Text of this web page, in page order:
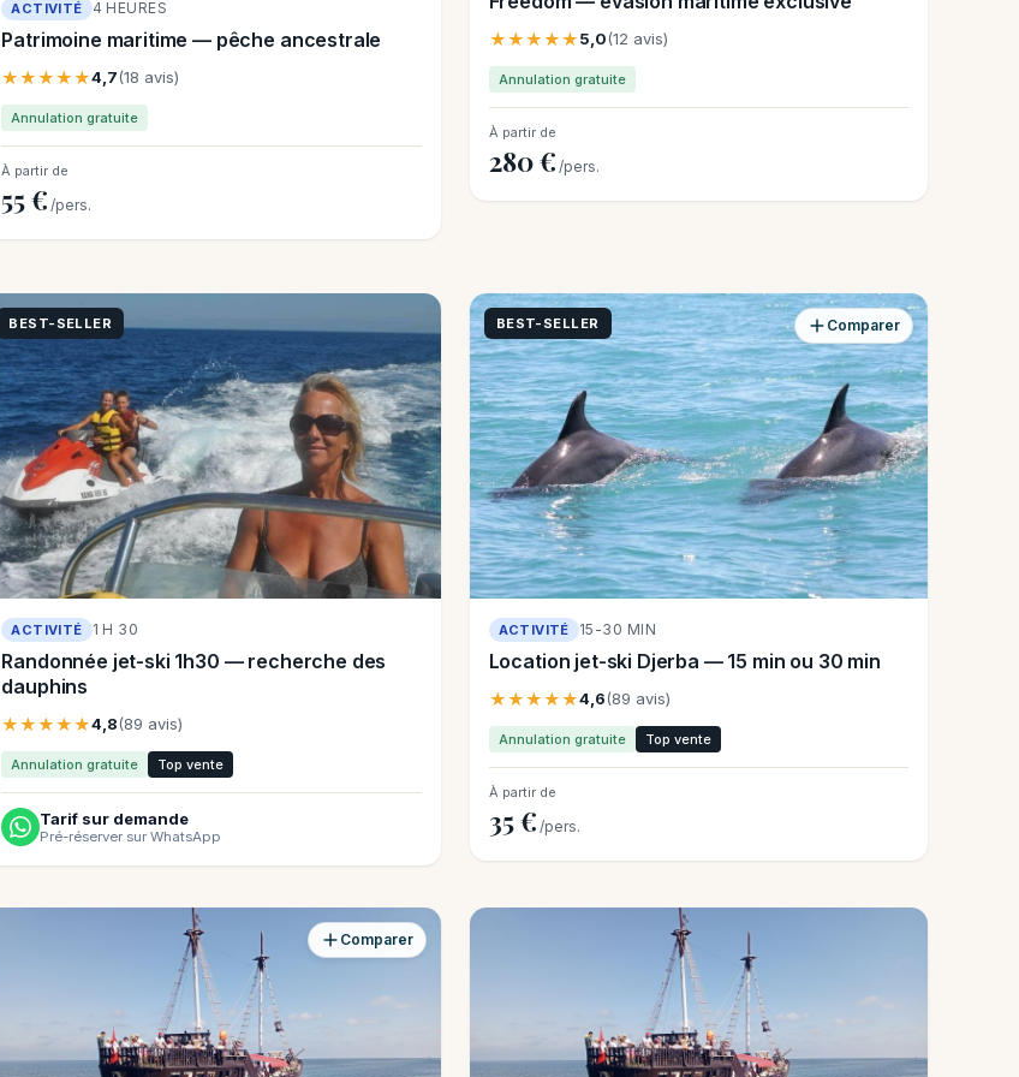
ACTIVITÉ 4 HEURES
Patrimoine maritime — pêche ancestrale
★★★★★4,7(18 avis)
Annulation gratuite
À partir de
55 € /pers.
★★★★★5,0(12 avis)
Annulation gratuite
À partir de
280 € /pers.
BEST-SELLER
ACTIVITÉ 1 H 30
Randonnée jet-ski 1h30 — recherche des
dauphins
★★★★★4,8(89 avis)
Annulation gratuite Top vente
Tarif sur demande
Pré-réserver sur WhatsApp
BEST-SELLER
ACTIVITÉ 15-30 MIN
Location jet-ski Djerba — 15 min ou 30 min
★★★★★4,6(89 avis)
Annulation gratuite Top vente
À partir de
35 € /pers.
Comparer
Comparer